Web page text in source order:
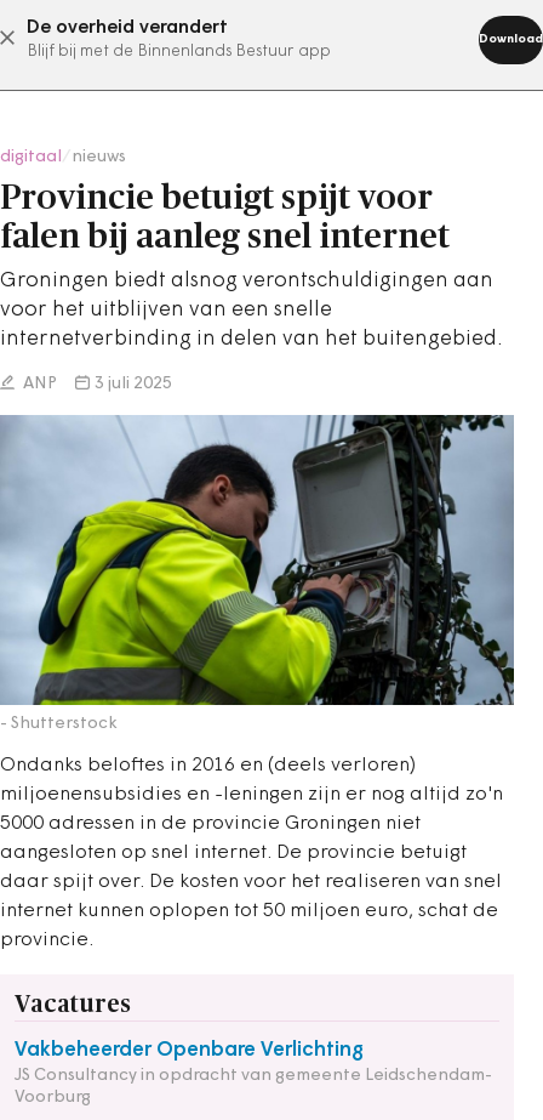
De overheid verandert
Blijf bij met de Binnenlands Bestuur app
Download
abonneer nu
digitaal nieuws
Provincie betuigt spijt voor
falen bij aanleg snel internet
Groningen biedt alsnog verontschuldigingen aan
voor het uitblijven van een snelle
internetverbinding in delen van het buitengebied.
ANP 3 juli 2025
- Shutterstock
Ondanks beloftes in 2016 en (deels verloren)
miljoenensubsidies en -leningen zijn er nog altijd zo'n
5000 adressen in de provincie Groningen niet
aangesloten op snel internet. De provincie betuigt
daar spijt over. De kosten voor het realiseren van snel
internet kunnen oplopen tot 50 miljoen euro, schat de
provincie.
Vacatures
Vakbeheerder Openbare Verlichting
JS Consultancy in opdracht van gemeente Leidschendam-
Voorburg